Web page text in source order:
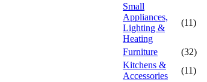
Small
Appliances,
Lighting &
Heating
(11)
Furniture
(32)
Kitchens &
Accessories
(11)